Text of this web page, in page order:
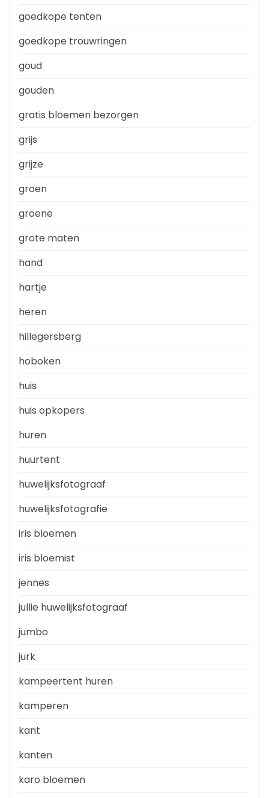
goedkope tenten
goedkope trouwringen
goud
gouden
gratis bloemen bezorgen
grijs
grijze
groen
groene
grote maten
hand
hartje
heren
hillegersberg
hoboken
huis
huis opkopers
huren
huurtent
huwelijksfotograaf
huwelijksfotografie
iris bloemen
iris bloemist
jennes
jullie huwelijksfotograaf
jumbo
jurk
kampeertent huren
kamperen
kant
kanten
karo bloemen